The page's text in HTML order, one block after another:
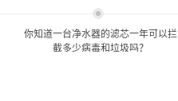
你知道一台净水器的滤芯一年可以拦
截多少病毒和垃圾吗？